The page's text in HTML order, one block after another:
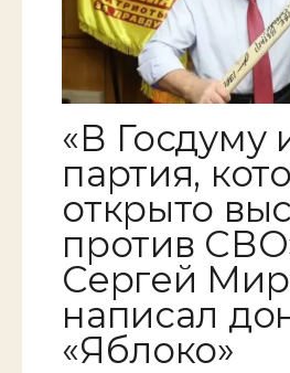
«В Госдуму
партия,
открыто
против
Сергей
написал
«Яблоко»